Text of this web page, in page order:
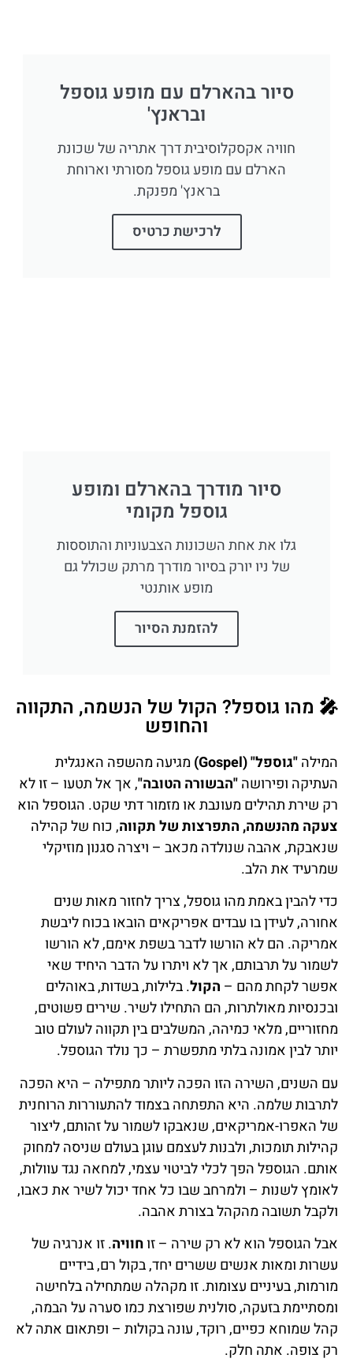
סיור בהארלם עם מופע גוספל
ובראנץ'
חוויה אקסקלוסיבית דרך אתריה של שכונת
הארלם עם מופע גוספל מסורתי וארוחת
בראנץ' מפנקת.
לרכישת כרטיס
סיור מודרך בהארלם ומופע
גוספל מקומי
גלו את אחת השכונות הצבעוניות והתוססות
של ניו יורק בסיור מודרך מרתק שכולל גם
מופע אותנטי
להזמנת הסיור
🎤 מהו גוספל? הקול של הנשמה, התקווה
והחופש
המילה"גוספל" (Gospel)
מגיעה מהשפה האנגלית
העתיקה ופירושה"הבשורה הטובה", אך אל תטעו – זו לא
רק שירת תהילים מעונבת או מזמור דתי שקט. הגוספל הוא
צעקה מהנשמה, התפרצות של תקווה, כוח של קהילה
שנאבקת, אהבה שנולדה מכאב – ויצרה סגנון מוזיקלי
שמרעיד את הלב.
כדי להבין באמת מהו גוספל, צריך לחזור מאות שנים
אחורה, לעידן בו עבדים אפריקאים הובאו בכוח ליבשת
אמריקה. הם לא הורשו לדבר בשפת אימם, לא הורשו
לשמור על תרבותם, אך לא ויתרו על הדבר היחיד שאי
אפשר לקחת מהם – הקול. בלילות, בשדות, באוהלים
ובכנסיות מאולתרות, הם התחילו לשיר. שירים פשוטים,
מחזוריים, מלאי כמיהה, המשלבים בין תקווה לעולם טוב
יותר לבין אמונה בלתי מתפשרת – כך נולד הגוספל.
עם השנים, השירה הזו הפכה ליותר מתפילה – היא הפכה
לתרבות שלמה. היא התפתחה בצמוד להתעוררות הרוחנית
של האפרו-אמריקאים, שנאבקו לשמור על זהותם, ליצור
קהילות תומכות, ולבנות לעצמם עוגן בעולם שניסה למחוק
אותם. הגוספל הפך לכלי לביטוי עצמי, למחאה נגד עוולות,
לאומץ לשנות – ולמרחב שבו כל אחד יכול לשיר את כאבו,
ולקבל תשובה מהקהל בצורת אהבה.
אבל הגוספל הוא לא רק שירה – זוחוויה. זו אנרגיה של
עשרות ומאות אנשים ששרים יחד, בקול רם, בידיים
מורמות, בעיניים עצומות. זו מקהלה שמתחילה בלחישה
ומסתיימת בזעקה, סולנית שפורצת כמו סערה על הבמה,
קהל שמוחא כפיים, רוקד, עונה בקולות – ופתאום אתה לא
רק צופה. אתה חלק.